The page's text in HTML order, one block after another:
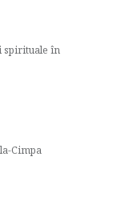
spirituale în
Cimpa